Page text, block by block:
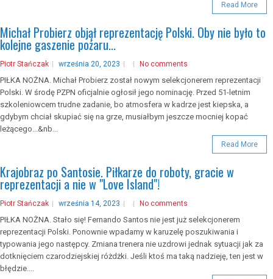
Read More
Michał Probierz objął reprezentację Polski. Oby nie było to
kolejne gaszenie pożaru...
Piotr Stańczak września 20, 2023 No comments
PIŁKA NOŻNA. Michał Probierz został nowym selekcjonerem reprezentacji
Polski. W środę PZPN oficjalnie ogłosił jego nominację. Przed 51-letnim
szkoleniowcem trudne zadanie, bo atmosfera w kadrze jest kiepska, a
gdybym chciał skupiać się na grze, musiałbym jeszcze mocniej kopać
leżącego...&nb...
Read More
Krajobraz po Santosie. Piłkarze do roboty, gracie w
reprezentacji a nie w "Love Island"!
Piotr Stańczak września 14, 2023 No comments
PIŁKA NOŻNA. Stało się! Fernando Santos nie jest już selekcjonerem
reprezentacji Polski. Ponownie wpadamy w karuzelę poszukiwania i
typowania jego następcy. Zmiana trenera nie uzdrowi jednak sytuacji jak za
dotknięciem czarodziejskiej różdżki. Jeśli ktoś ma taką nadzieję, ten jest w
błędzie....